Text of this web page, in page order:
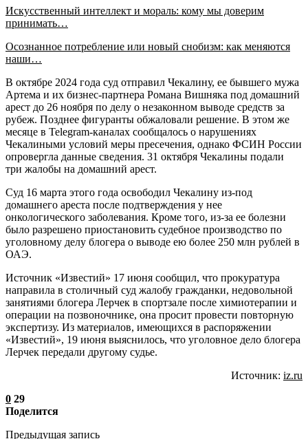
Искусственный интеллект и мораль: кому мы доверим
принимать…
Осознанное потребление или новый снобизм: как меняются
наши…
В октябре 2024 года суд отправил Чекалину, ее бывшего мужа
Артема и их бизнес-партнера Романа Вишняка под домашний
арест до 26 ноября по делу о незаконном выводе средств за
рубеж. Позднее фигуранты обжаловали решение. В этом же
месяце в Telegram-каналах сообщалось о нарушениях
Чекалиными условий меры пресечения, однако ФСИН России
опровергла данные сведения. 31 октября Чекалины подали
три жалобы на домашний арест.
Суд 16 марта этого года освободил Чекалину из-под
домашнего ареста после подтверждения у нее
онкологического заболевания. Кроме того, из-за ее болезни
было разрешено приостановить судебное производство по
уголовному делу блогера о выводе ею более 250 млн рублей в
ОАЭ.
Источник «Известий» 17 июня сообщил, что прокуратура
направила в столичный суд жалобу гражданки, недовольной
занятиями блогера Лерчек в спортзале после химиотерапии и
операции на позвоночнике, она просит провести повторную
экспертизу. Из материалов, имеющихся в распоряжении
«Известий», 19 июня выяснилось, что уголовное дело блогера
Лерчек передали другому судье.
Источник: iz.ru
0 29
Поделится
Предыдущая запись